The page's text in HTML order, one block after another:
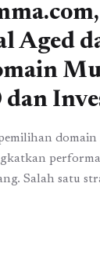
Aged
domain
Salah satu
aged